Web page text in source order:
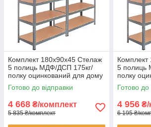
Комплект 180х90х45 Стелаж
5 полиць МДФ/ДСП 175кг/
полку оцинкований для дому
офісу склад 2 штуки
Готово до відправки
4 668 ₴/комплект
5 835 ₴/комплект
Комплект
5 полиць
полку
офісу
Готово до
4 956 ₴/
6 195 ₴/